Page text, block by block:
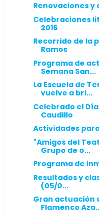
Renovaciones y
Celebraciones
2016
Recorrido de la
Ramos
Programa de
Semana San...
La Escuela de
vuelve a bri...
Celebrado el
Caudillo
Actividades
"Amigos del
Grupo de o...
Programa de
Resultados y
(05/0...
Gran actuación
Flamenco